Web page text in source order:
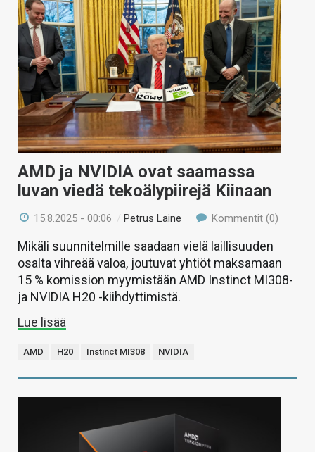
AMD ja NVIDIA ovat saamassa
luvan viedä tekoälypiirejä Kiinaan
15.8.2025 - 00:06 /Petrus Laine Kommentit (0)
Mikäli suunnitelmille saadaan vielä laillisuuden
osalta vihreää valoa, joutuvat yhtiöt maksamaan
15 % komission myymistään AMD Instinct MI308-
ja NVIDIA H20 -kiihdyttimistä.
Lue lisää
AMD H20 Instinct MI308 NVIDIA